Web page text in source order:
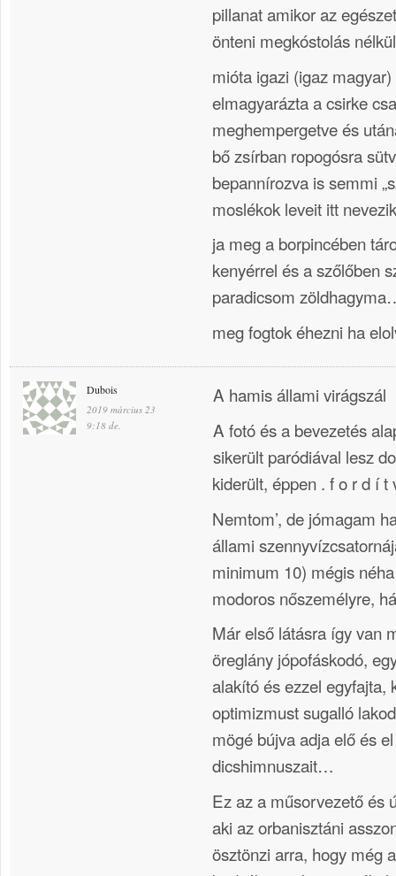
pillanat amikor az
önteni megkóstolás nélkül
mióta igazi (igaz
elmagyarázta a csirke
meghempergetve és
bő zsírban ropogósra
bepannírozva is semmi
moslékok leveit itt
ja meg a borpincében
kenyérrel és a szőlőben
paradicsom
meg fogtok éhezni ha
Dubois
2019 március 23
9:18 de.
A hamis állami virágszál
A fotó és a bevezetés
sikerült paródiával lesz
kiderült, éppen . f o r d í
Nemtom’, de jómagam
állami
minimum 10) mégis
modoros nőszemélyre,
Már első látásra így van
öreglány jópofáskodó,
alakító és ezzel egyfajta,
optimizmust sugalló
mögé bújva adja elő és
dicshimnuszait…
Ez az a műsorvezető és
aki az orbanisztáni
ösztönzi arra, hogy még